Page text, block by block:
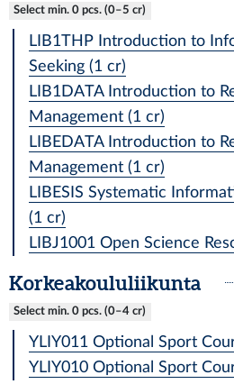
Select min. 0 pcs. (0–5 cr)
LIB1THP Introduction to
Seeking (1 cr)
LIB1DATA Introduction to
Management (1 cr)
LIBEDATA Introduction to
Management (1 cr)
LIBESIS Systematic
(1 cr)
LIBJ1001 Open Science
Korkeakoululiikunta
Select min. 0 pcs. (0–4 cr)
YLIY011 Optional Sport
YLIY010 Optional Sport